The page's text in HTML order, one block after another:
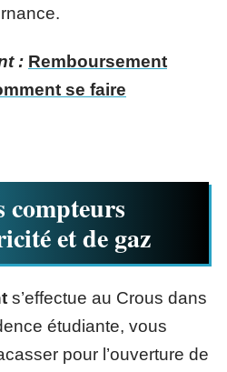
: Remboursement
se faire
compteurs
et de gaz
s’effectue au Crous dans
étudiante, vous
pour l’ouverture de